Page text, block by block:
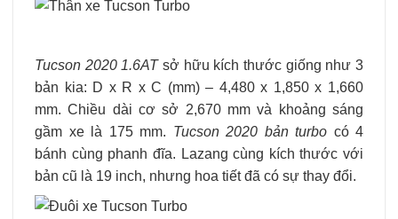
Tucson 2020 1.6AT sở hữu kích thước giống như 3
bản kia: D x R x C (mm) – 4,480 x 1,850 x 1,660
mm. Chiều dài cơ sở 2,670 mm và khoảng sáng
gầm xe là 175 mm. Tucson 2020 bản turbo có 4
bánh cùng phanh đĩa. Lazang cùng kích thước với
bản cũ là 19 inch, nhưng hoa tiết đã có sự thay đổi.